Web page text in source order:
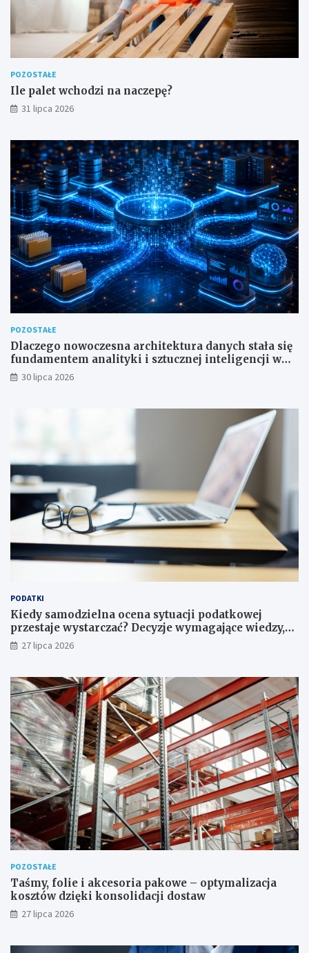
POZOSTAŁE
Ile palet wchodzi na naczepę?
31 lipca 2026
POZOSTAŁE
Dlaczego nowoczesna architektura danych stała się
fundamentem analityki i sztucznej inteligencji w
przedsiębiorstwach?
30 lipca 2026
PODATKI
Kiedy samodzielna ocena sytuacji podatkowej
przestaje wystarczać? Decyzje wymagające wiedzy,
której nie zastąpi internet
27 lipca 2026
POZOSTAŁE
Taśmy, folie i akcesoria pakowe – optymalizacja
kosztów dzięki konsolidacji dostaw
27 lipca 2026